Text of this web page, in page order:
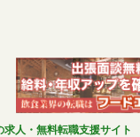
人・無料転職支援サイト